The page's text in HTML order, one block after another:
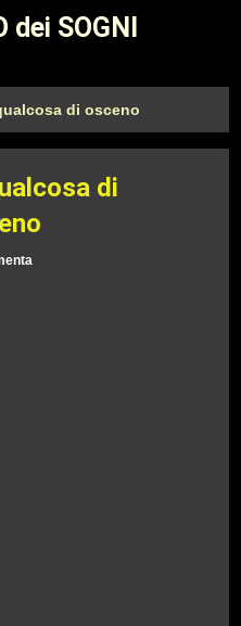
dei SOGNI
di osceno
di